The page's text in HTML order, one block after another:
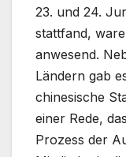
23. und 24.
stattfand,
anwesend.
Ländern gab
chinesische
einer Rede,
Prozess der